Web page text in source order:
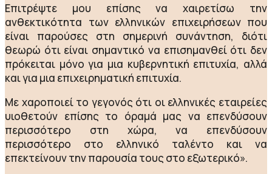
Επιτρέψτε μου επίσης να χαιρετίσω την
ανθεκτικότητα των ελληνικών επιχειρήσεων που
είναι παρούσες στη σημερινή συνάντηση, διότι
θεωρώ ότι είναι σημαντικό να επισημανθεί ότι δεν
πρόκειται μόνο για μια κυβερνητική επιτυχία, αλλά
και για μια επιχειρηματική επιτυχία.
Με χαροποιεί το γεγονός ότι οι ελληνικές εταιρείες
υιοθετούν επίσης το όραμά μας να επενδύσουν
περισσότερο στη χώρα, να επενδύσουν
περισσότερο στο ελληνικό ταλέντο και να
επεκτείνουν την παρουσία τους στο εξωτερικό».